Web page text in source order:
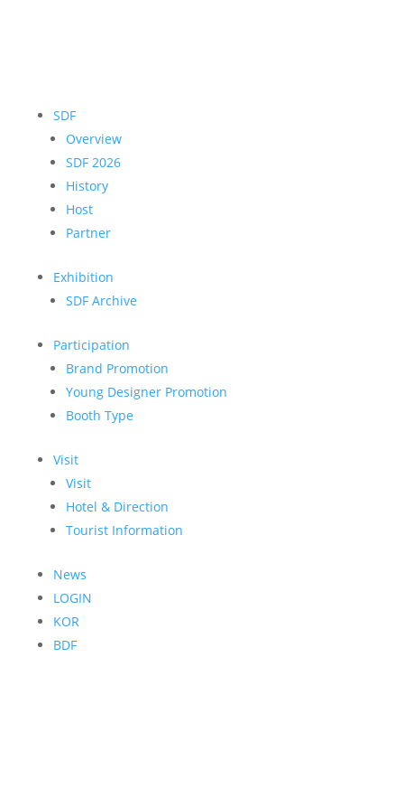
SDF
Overview
SDF 2026
History
Host
Partner
Exhibition
SDF Archive
Participation
Brand Promotion
Young Designer Promotion
Booth Type
Visit
Visit
Hotel & Direction
Tourist Information
News
LOGIN
KOR
BDF